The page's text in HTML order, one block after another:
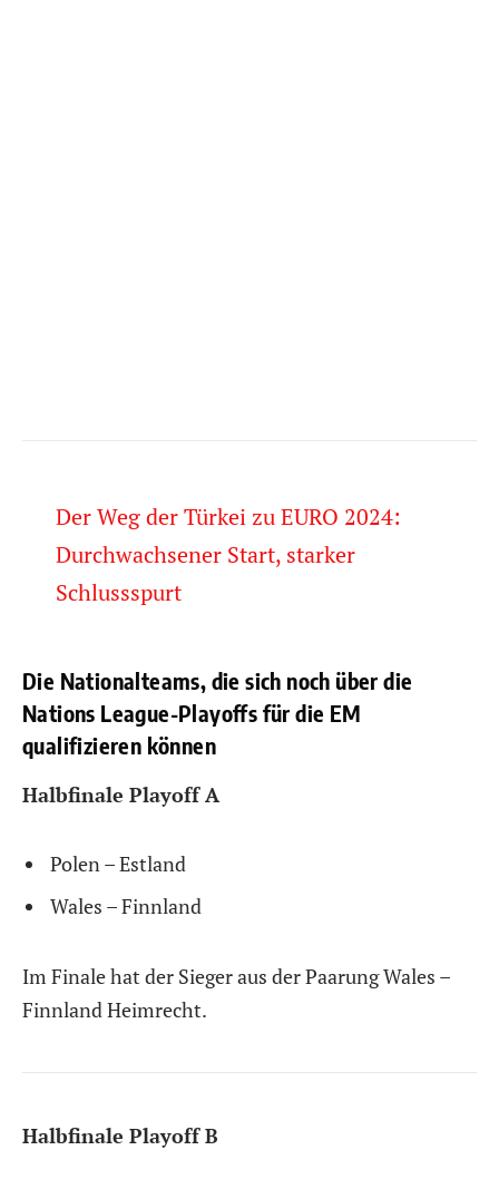
Der Weg der Türkei zu EURO 2024:
Durchwachsener Start, starker
Schlussspurt
Die Nationalteams, die sich noch über die
Nations League-Playoffs für die EM
qualifizieren können
Halbfinale Playoff A
Polen – Estland
Wales – Finnland
Im Finale hat der Sieger aus der Paarung Wales –
Finnland Heimrecht.
Halbfinale Playoff B